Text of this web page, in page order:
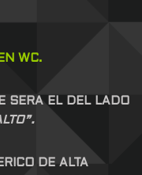
WC.
SERA EL DEL LADO
DE ALTA